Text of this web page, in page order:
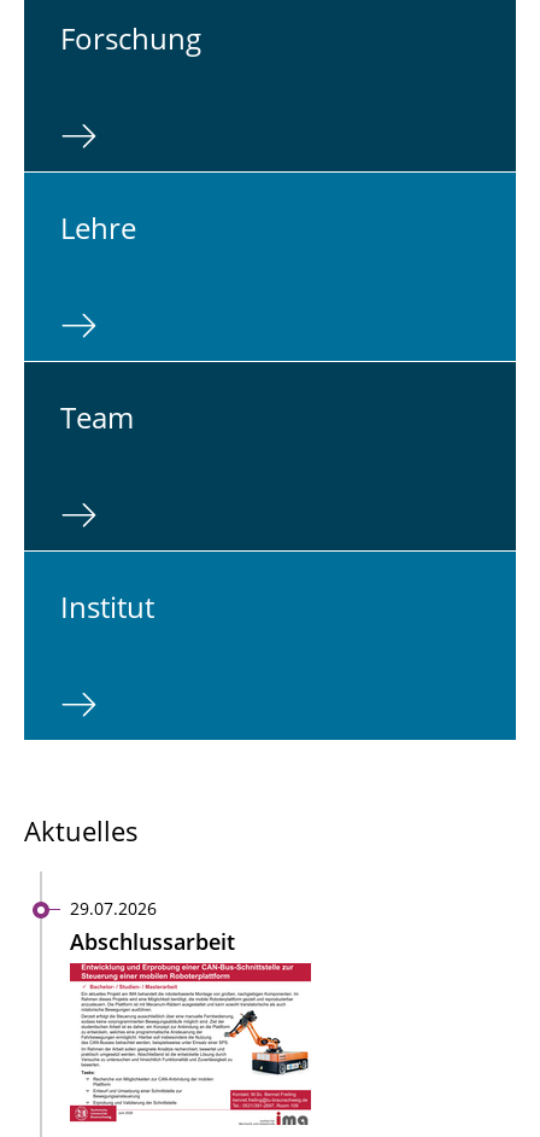
For­schung
Lehre
Team
In­sti­tut
Aktuelles
29.07.2026
Abschlussarbeit